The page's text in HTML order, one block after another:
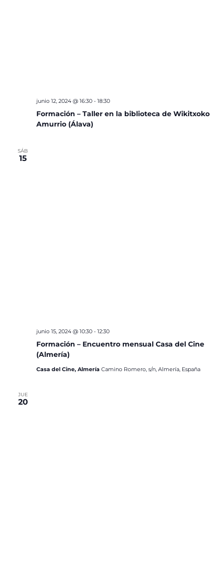
Formación – Taller en la biblioteca de Wikitxoko
Amurrio (Álava)
junio 12, 2024 @ 16:30- 18:30
SÁB
15
Formación – Encuentro mensual Casa del Cine
(Almería)
junio 15, 2024 @ 10:30- 12:30
Casa del Cine, Almería Camino Romero, s/n, Almería, España
JUE
20